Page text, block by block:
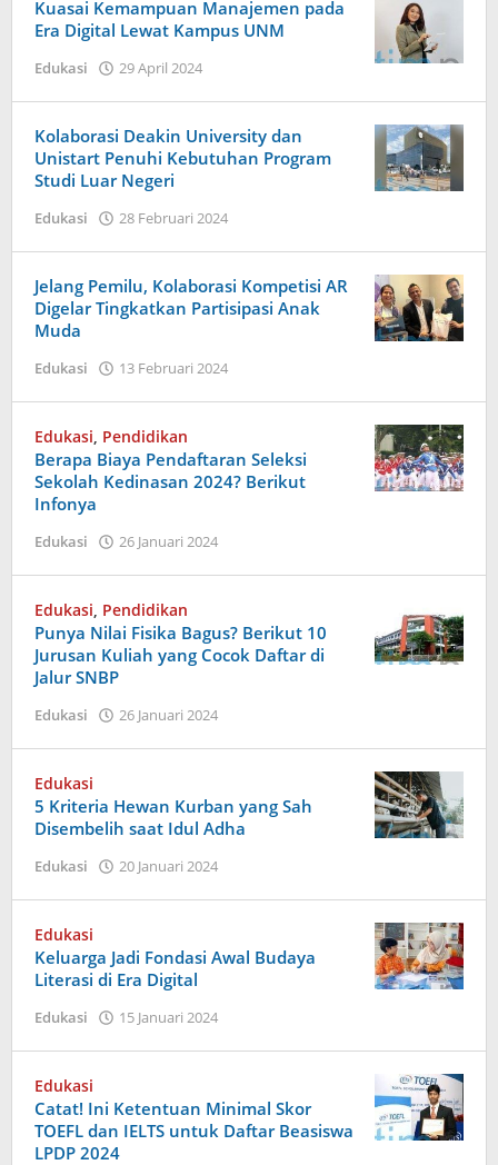
Kuasai Kemampuan Manajemen pada
Era Digital Lewat Kampus UNM
Edukasi 29 April 2024
Satu
Kolaborasi Deakin University dan
Unistart Penuhi Kebutuhan Program
Studi Luar Negeri
Edukasi 28 Februari 2024
Jelang Pemilu, Kolaborasi Kompetisi AR
Digelar Tingkatkan Partisipasi Anak
Muda
Edukasi 13 Februari 2024
Edukasi, Pendidikan
Berapa Biaya Pendaftaran Seleksi
Sekolah Kedinasan 2024? Berikut
Infonya
Edukasi 26 Januari 2024
Satu
Edukasi, Pendidikan
Punya Nilai Fisika Bagus? Berikut 10
Jurusan Kuliah yang Cocok Daftar di
Jalur SNBP
Edukasi 26 Januari 2024
Satu
Edukasi
5 Kriteria Hewan Kurban yang Sah
Disembelih saat Idul Adha
Edukasi 20 Januari 2024
Dua
Edukasi
Keluarga Jadi Fondasi Awal Budaya
Literasi di Era Digital
Edukasi 15 Januari 2024
Satu
Edukasi
Catat! Ini Ketentuan Minimal Skor
TOEFL dan IELTS untuk Daftar Beasiswa
LPDP 2024